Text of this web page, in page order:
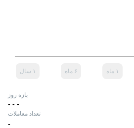
۱ ماه ۶ ماه ۱ سال
بازه روز
-
-
-
تعداد معاملات
-